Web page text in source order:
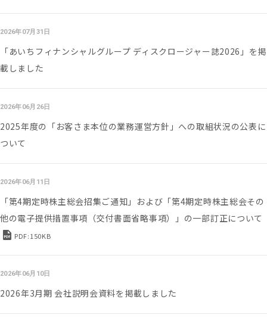
2026年07月31日
「あいちフィナンシャルグループ ディスクロージャー誌2026」を掲
載しました
2026年06月26日
2025年度の「お客さま本位の業務運営方針」への取組状況の公表に
ついて
2026年06月11日
「第4期定時株主総会招集ご通知」および「第4期定時株主総会その
他の電子提供措置事項（交付書面省略事項）」の一部訂正について
PDF:150KB
2026年06月10日
2026年3月期 会社説明会資料を掲載しました